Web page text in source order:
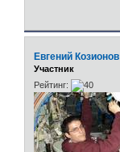
Евгений Козионов
Участник
Рейтинг: